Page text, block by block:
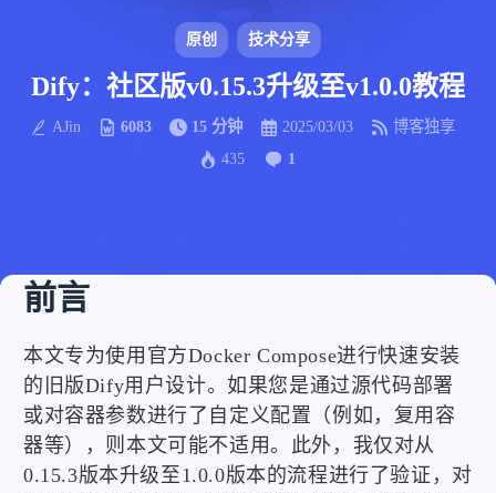
原创 技术分享
Dify：社区版v0.15.3升级至v1.0.0教程
AJin 6083 15 分钟 2025/03/03
博客独享
435
1
前言
本文专为使用官方Docker Compose进行快速安装
的旧版Dify用户设计。如果您是通过源代码部署
或对容器参数进行了自定义配置（例如，复用容
器等），则本文可能不适用。此外，我仅对从
0.15.3版本升级至1.0.0版本的流程进行了验证，对